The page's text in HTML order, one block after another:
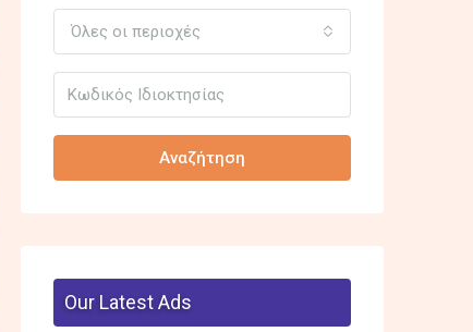
Όλες οι περιοχές
Αναζήτηση
Our Latest Ads